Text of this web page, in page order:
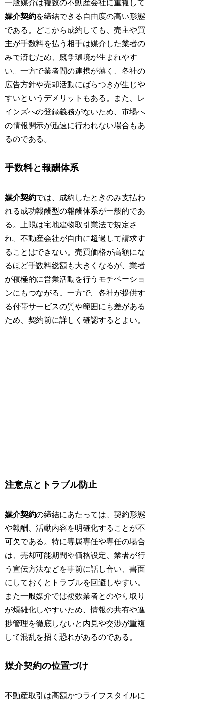
一般媒介は複数の不動産会社に重複して
媒介契約を締結できる自由度の高い形態
である。どこから成約しても、売主や買
主が手数料を払う相手は媒介した業者の
みで済むため、競争環境が生まれやす
い。一方で業者間の連携が薄く、各社の
広告方針や売却活動にばらつきが生じや
すいというデメリットもある。また、レ
インズへの登録義務がないため、市場へ
の情報開示が迅速に行われない場合もあ
るのである。
手数料と報酬体系
媒介契約では、成約したときのみ支払わ
れる成功報酬型の報酬体系が一般的であ
る。上限は宅地建物取引業法で規定さ
れ、不動産会社が自由に超過して請求す
ることはできない。売買価格が高額にな
るほど手数料総額も大きくなるが、業者
が積極的に営業活動を行うモチベーショ
ンにもつながる。一方で、各社が提供す
る付帯サービスの質や範囲にも差がある
ため、契約前に詳しく確認するとよい。
注意点とトラブル防止
媒介契約の締結にあたっては、契約形態
や報酬、活動内容を明確化することが不
可欠である。特に専属専任や専任の場合
は、売却可能期間や価格設定、業者が行
う宣伝方法などを事前に話し合い、書面
にしておくとトラブルを回避しやすい。
また一般媒介では複数業者とのやり取り
が煩雑化しやすいため、情報の共有や進
捗管理を徹底しないと内見や交渉が重複
して混乱を招く恐れがあるのである。
媒介契約の位置づけ
不動産取引は高額かつライフスタイルに